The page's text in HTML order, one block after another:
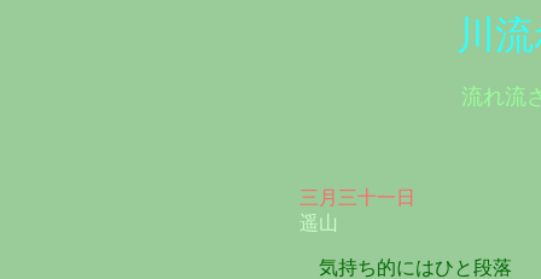
川
流れ流
三月三十一日
遥山
気持ち的にはひと段落